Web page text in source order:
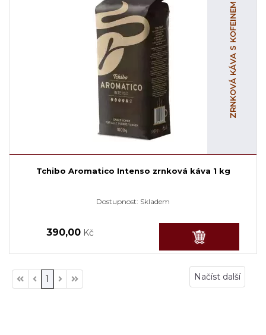
ZRNKOVÁ KÁVA S KOFEINEM
Tchibo Aromatico Intenso zrnková káva 1 kg
Dostupnost: Skladem
390,00 Kč
Načíst další
1